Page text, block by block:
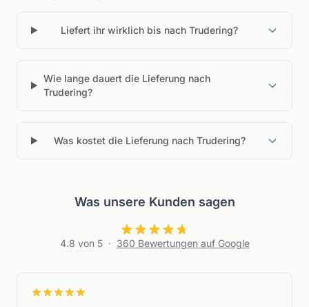
Liefert ihr wirklich bis nach Trudering?
Wie lange dauert die Lieferung nach
Trudering?
Was kostet die Lieferung nach Trudering?
Was unsere Kunden sagen
4.8 von 5 · 360 Bewertungen auf Google